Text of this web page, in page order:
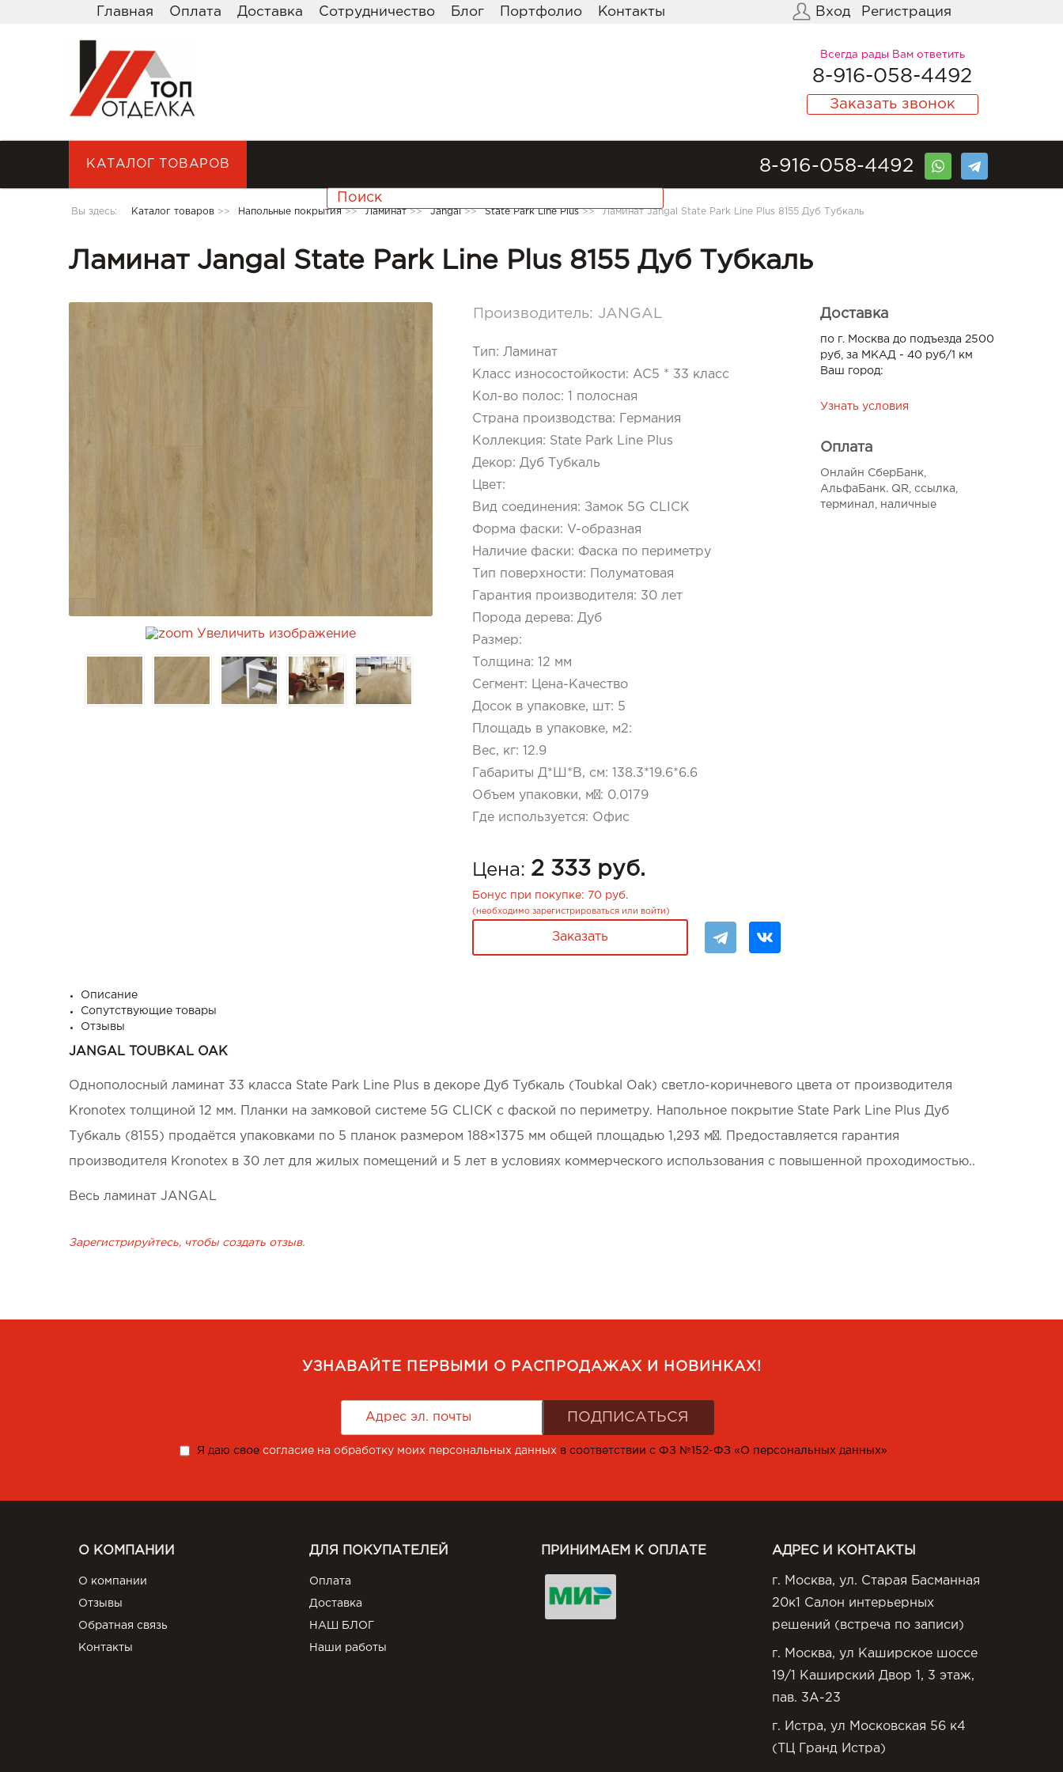
Главная Оплата Доставка Сотрудничество Блог Портфолио Контакты Вход Регистрация
Всегда рады Вам ответить
8-916-058-4492
Заказать звонок
КАТАЛОГ ТОВАРОВ 8-916-058-4492
Вы здесь: Каталог товаров >> Напольные покрытия >> Ламинат >> Jangal >> State Park Line Plus >> Ламинат Jangal State Park Line Plus 8155 Дуб Тубкаль
Ламинат Jangal State Park Line Plus 8155 Дуб Тубкаль
Увеличить изображение
Производитель: JANGAL
Тип: Ламинат
Класс износостойкости: AC5 * 33 класс
Кол-во полос:
1 полосная
Страна производства:
Германия
Коллекция: State Park Line Plus
Декор: Дуб Тубкаль
Цвет:
Вид соединения: Замок 5G CLICK
Форма фаски: V-образная
Наличие фаски: Фаска по периметру
Тип поверхности:
Полуматовая
Гарантия производителя: 30 лет
Порода дерева: Дуб
Размер:
Толщина:
12 мм
Сегмент: Цена-Качество
Досок в упаковке, шт: 5
Площадь в упаковке, м2:
Вес, кг:
12.9
Габариты Д*Ш*В, см:
138.3*19.6*6.6
Объем упаковки, м³: 0.0179
Где используется: Офис
Цена: 2 333 руб.
Бонус при покупке: 70 руб.
(необходимо зарегистрироваться или войти )
Заказать
Доставка
по г. Москва до подъезда 2500
руб, за МКАД - 40 руб/1 км
Ваш город:
Узнать условия
Оплата
Онлайн СберБанк,
АльфаБанк. QR, ссылка,
терминал, наличные
Описание
Сопутствующие товары
Отзывы
JANGAL TOUBKAL OAK
Однополосный ламинат 33 класса State Park Line Plus в декоре Дуб Тубкаль (Toubkal Oak) светло-коричневого цвета от производителя
Kronotex толщиной 12 мм. Планки на замковой системе 5G CLICK с фаской по периметру. Напольное покрытие State Park Line Plus Дуб
Тубкаль (8155) продаётся упаковками по 5 планок размером 188×1375 мм общей площадью 1,293 м². Предоставляется гарантия
производителя Kronotex в 30 лет для жилых помещений и 5 лет в условиях коммерческого использования с повышенной проходимостью..
Весь ламинат JANGAL
Зарегистрируйтесь, чтобы создать отзыв.
УЗНАВАЙТЕ ПЕРВЫМИ О РАСПРОДАЖАХ И НОВИНКАХ!
Я даю свое согласие на обработку моих персональных данных в соответствии с ФЗ №152-ФЗ «О персональных данных»
О КОМПАНИИ
О компании
Отзывы
Обратная связь
Контакты
ДЛЯ ПОКУПАТЕЛЕЙ
Оплата
Доставка
НАШ БЛОГ
Наши работы
ПРИНИМАЕМ К ОПЛАТЕ АДРЕС И КОНТАКТЫ
г. Москва, ул. Старая Басманная
20к1 Салон интерьерных
решений (встреча по записи)
г. Москва, ул Каширское шоссе
19/1 Каширский Двор 1, 3 этаж,
пав. 3А-23
г. Истра, ул Московская 56 к4
(ТЦ Гранд Истра)